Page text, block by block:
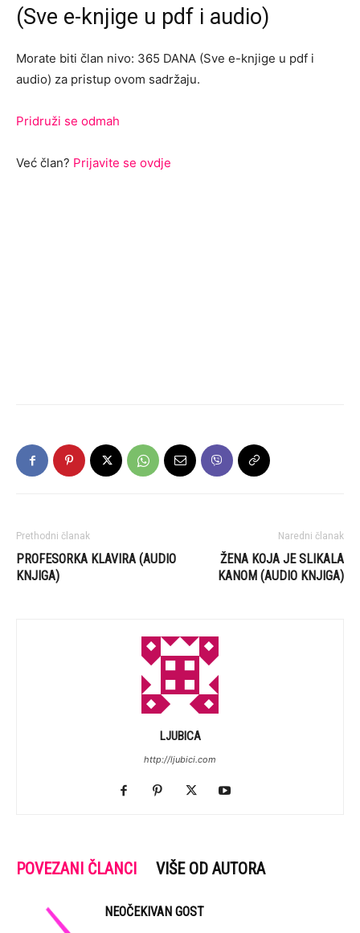
(Sve e-knjige u pdf i audio)
Morate biti član nivo: 365 DANA (Sve e-knjige u pdf i
audio) za pristup ovom sadržaju.
Pridruži se odmah
Već član? Prijavite se ovdje
Prethodni članak
PROFESORKA KLAVIRA (AUDIO
KNJIGA)
Naredni članak
ŽENA KOJA JE SLIKALA
KANOM (AUDIO KNJIGA)
LJUBICA
http://ljubici.com
POVEZANI ČLANCI VIŠE OD AUTORA
NEOČEKIVAN GOST